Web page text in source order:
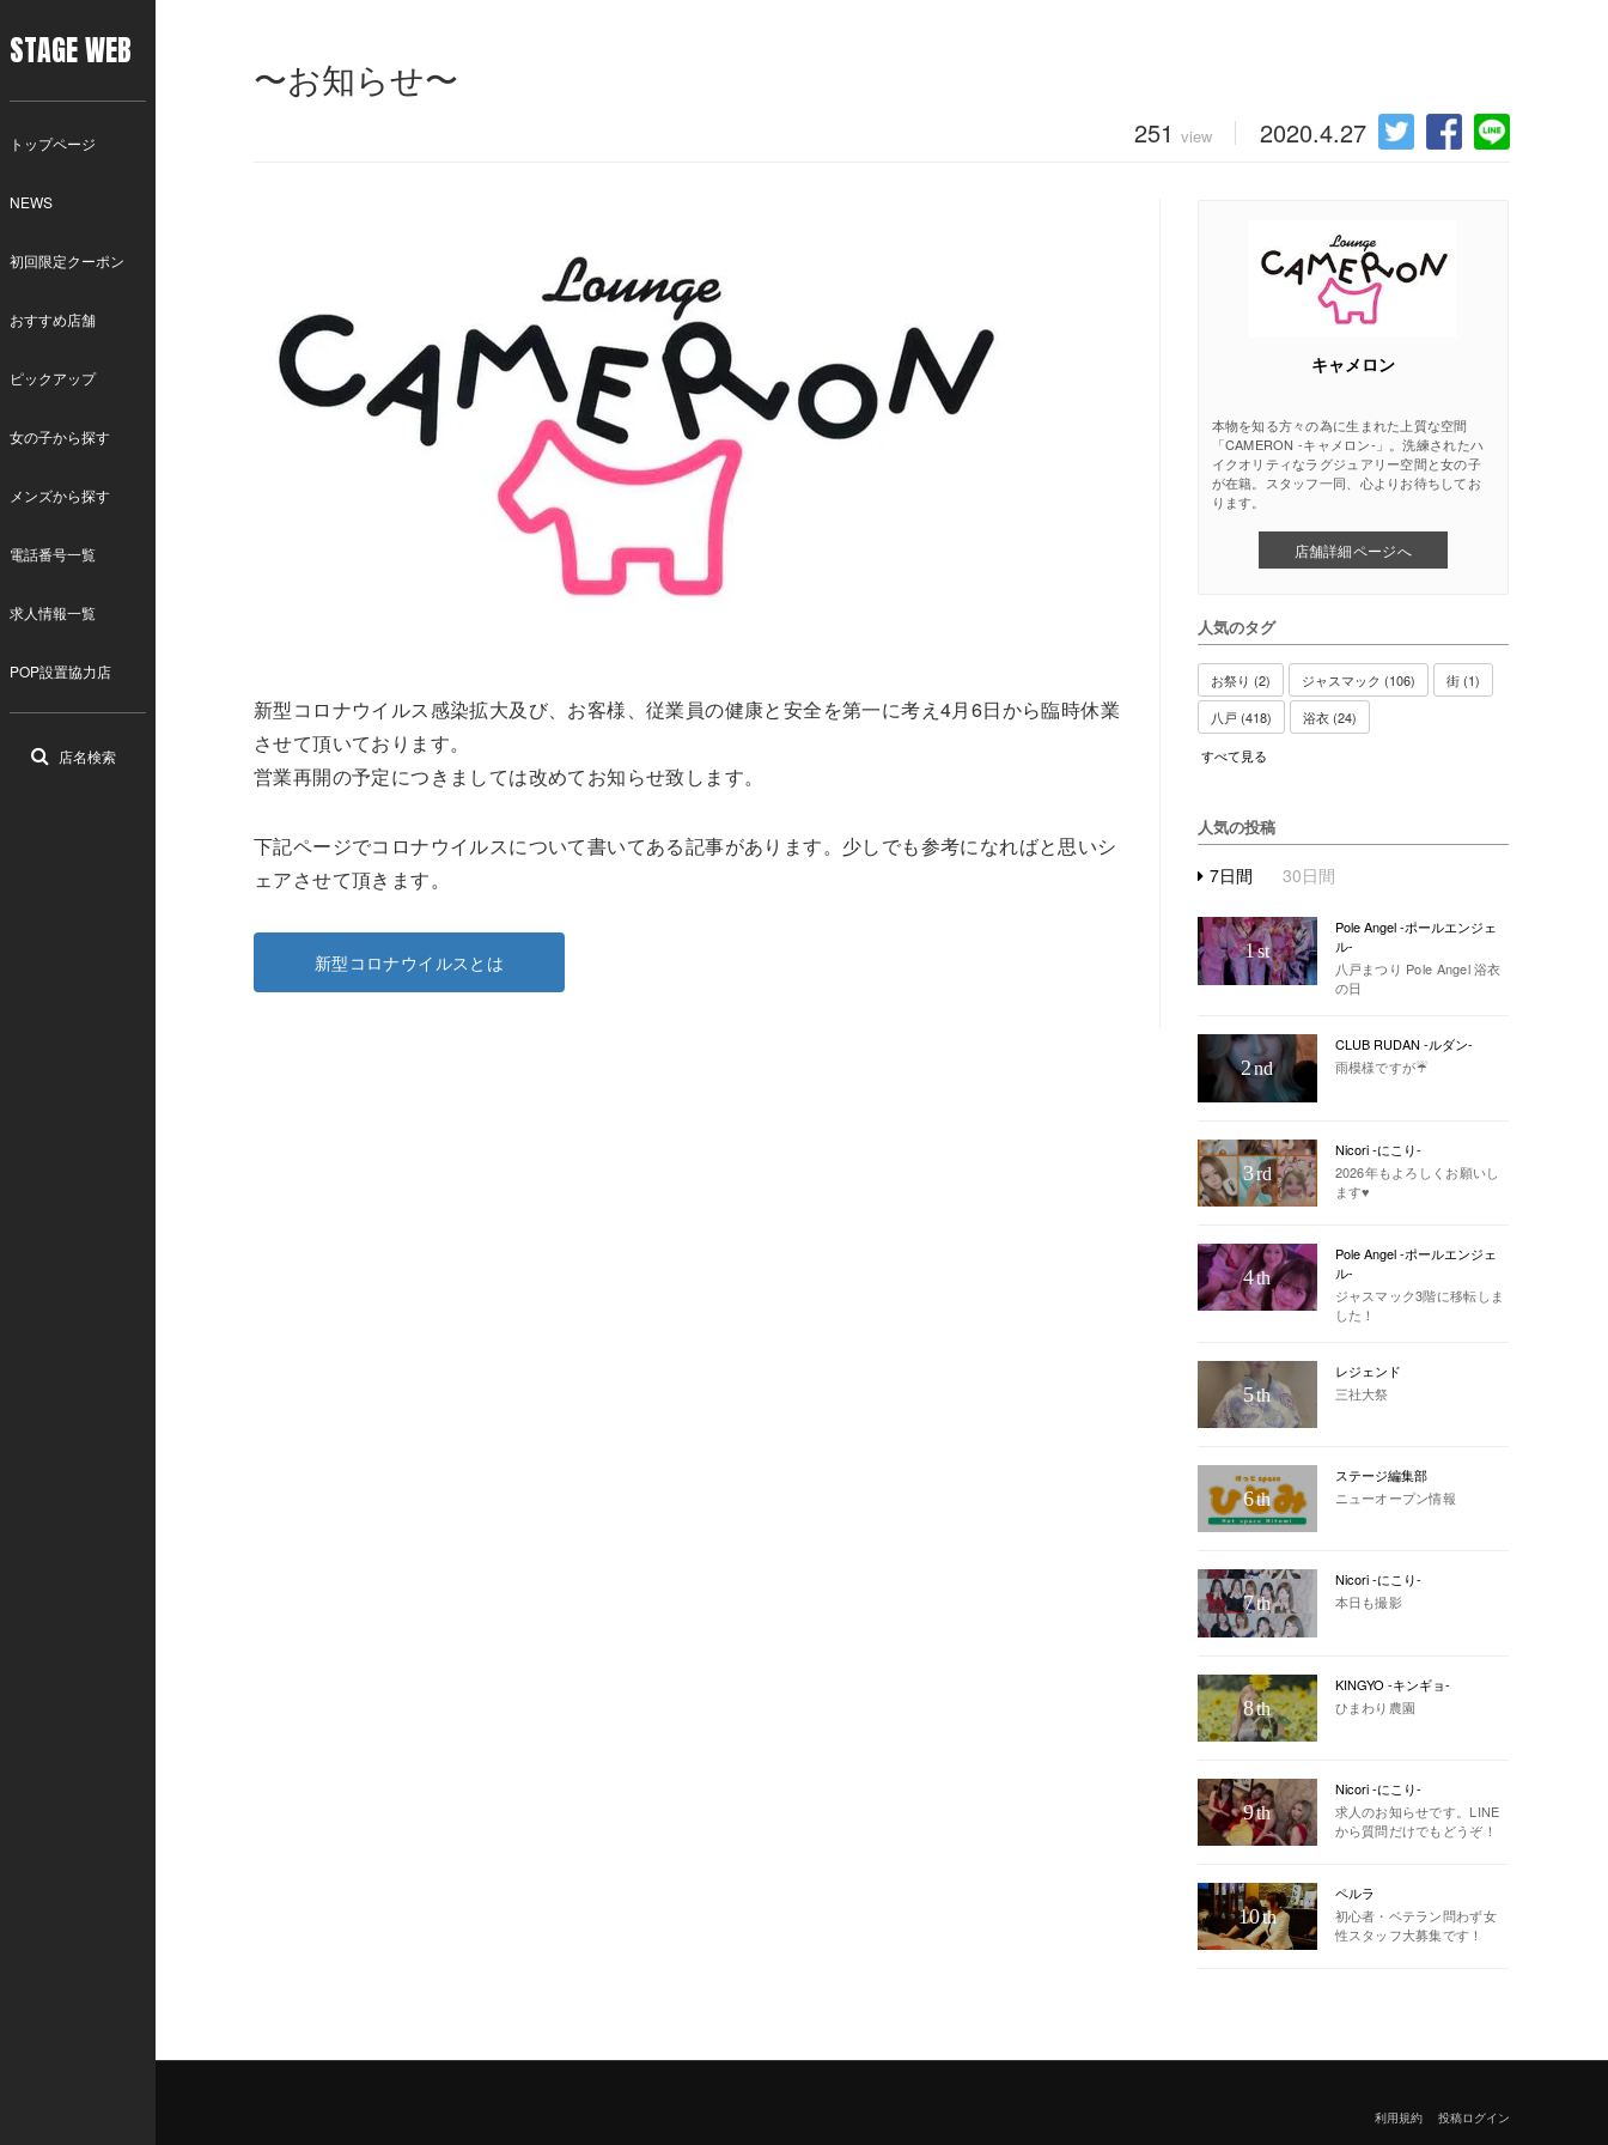
STAGE WEB
トップページ
NEWS
初回限定クーポン
おすすめ店舗
ピックアップ
女の子から探す
メンズから探す
電話番号一覧
求人情報一覧
POP設置協力店
店名検索
〜お知らせ〜
251 view 2020.4.27
新型コロナウイルス感染拡大及び、お客様、従業員の健康と安全を第一に考え4月6日から臨時休業
させて頂いております。
営業再開の予定につきましては改めてお知らせ致します。
下記ページでコロナウイルスについて書いてある記事があります。少しでも参考になればと思いシ
ェアさせて頂きます。
新型コロナウイルスとは
キャメロン
本物を知る方々の為に生まれた上質な空間
「CAMERON -キャメロン-」。洗練されたハ
イクオリティなラグジュアリー空間と女の子
が在籍。スタッフ一同、心よりお待ちしてお
ります。
店舗詳細ページへ
人気のタグ
お祭り (2) ジャスマック (106)
街 (1)
八戸 (418)
浴衣 (24)
すべて見る
人気の投稿
7日間 30日間
1st
Pole Angel -ポールエンジェ
ル-
八戸まつり Pole Angel 浴衣
の日
2nd
CLUB RUDAN -ルダン-
雨模様ですが☔️
3rd
Nicori -にこり-
2026年もよろしくお願いし
ます♥
4th
Pole Angel -ポールエンジェ
ル-
ジャスマック3階に移転しま
した！
5th
レジェンド
三社大祭
6th
ステージ編集部
ニューオープン情報
7th
Nicori -にこり-
本日も撮影
8th
KINGYO -キンギョ-
ひまわり農園
9th
Nicori -にこり-
求人のお知らせです。LINE
から質問だけでもどうぞ！
10th
ペルラ
初心者・ベテラン問わず女
性スタッフ大募集です！
利用規約 投稿ログイン